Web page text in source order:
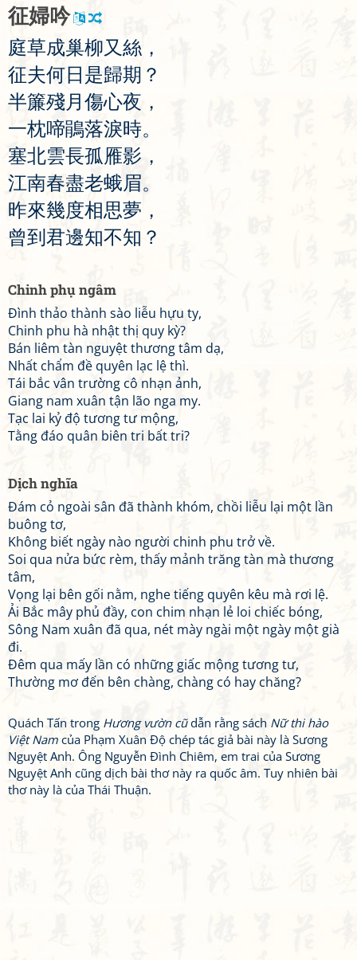
征婦吟
庭草成巢柳又絲 ，
征夫何日 是歸期 ？
半簾殘 月 傷心夜 ，
一枕啼鵑落淚時。
塞北雲長孤雁影 ，
江南春盡老蛾眉。
昨來幾度相思夢 ，
曾到 君邊知不知 ？
Chinh phụ ngâm
Đình thảo thành sào liễu hựu ty,
Chinh phu hà nhật thị quy kỳ?
Bán liêm tàn nguyệt thương tâm dạ,
Nhất chẩm đề quyên lạc lệ thì.
Tái bắc vân trường cô nhạn ảnh,
Giang nam xuân tận lão nga my.
Tạc lai kỷ độ tương tư mộng,
Tằng đáo quân biên tri bất tri?
Dịch nghĩa
Đám cỏ ngoài sân đã thành khóm, chồi liễu lại một lần
buông tơ,
Không biết ngày nào người chinh phu trở về.
Soi qua nửa bức rèm, thấy mảnh trăng tàn mà thương
tâm,
Vọng lại bên gối nằm, nghe tiếng quyên kêu mà rơi lệ.
Ải Bắc mây phủ đầy, con chim nhạn lẻ loi chiếc bóng,
Sông Nam xuân đã qua, nét mày ngài một ngày một già
đi.
Đêm qua mấy lần có những giấc mộng tương tư,
Thường mơ đến bên chàng, chàng có hay chăng?
Quách Tấn trong Hương vườn cũdẫn rằng sách Nữ thi hào
Việt Nam của Phạm Xuân Độ chép tác giả bài này là Sương
Nguyệt Anh. Ông Nguyễn Đình Chiêm, em trai của Sương
Nguyệt Anh cũng dịch bài thơ này ra quốc âm. Tuy nhiên bài
thơ này là của Thái Thuận.